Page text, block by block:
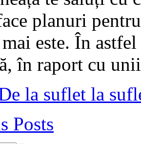
planuri
este. În astfel
în raport cu
la suflet la
Posts